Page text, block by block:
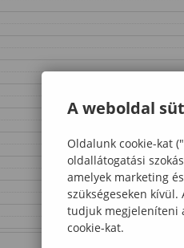
A weboldal
Oldalunk cookie-kat
oldallátogatási
amelyek marketing
szükségeseken
tudjuk megjeleníteni
cookie-kat.